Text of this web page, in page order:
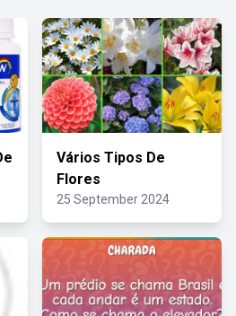
Vários Tipos De
Flores
25 September 2024